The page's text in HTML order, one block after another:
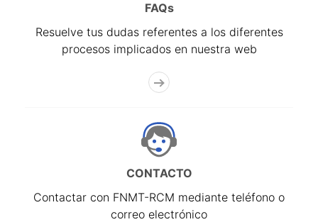
FAQs
Resuelve tus dudas referentes a los diferentes
procesos implicados en nuestra web
CONTACTO
Contactar con FNMT-RCM mediante teléfono o
correo electrónico